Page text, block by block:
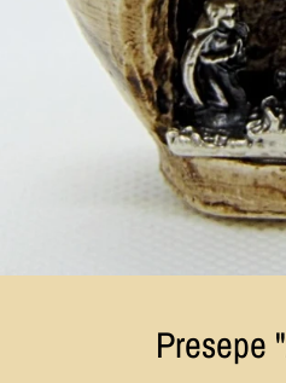
Presepe